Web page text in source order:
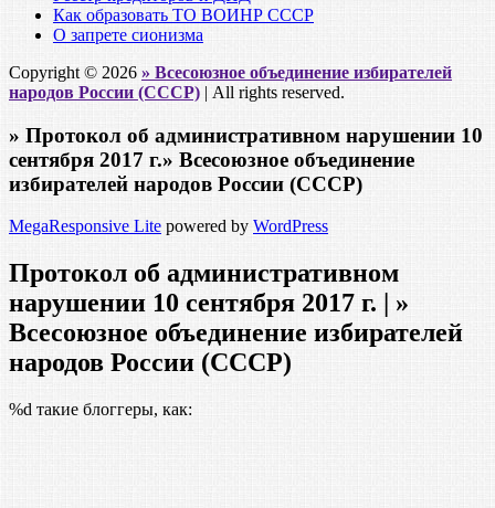
Как образовать ТО ВОИНР СССР
О запрете сионизма
Copyright © 2026 » Всесоюзное объединение избирателей
народов России (СССР) | All rights reserved.
» Протокол об административном нарушении 10
сентября 2017 г.» Всесоюзное объединение
избирателей народов России (СССР)
MegaResponsive Lite powered by WordPress
Протокол об административном
нарушении 10 сентября 2017 г. | »
Всесоюзное объединение избирателей
народов России (СССР)
%d такие блоггеры, как: